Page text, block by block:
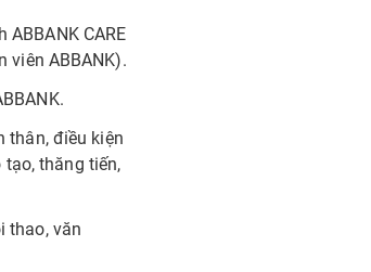
CARE
viên ABBANK).
thân, điều kiện
thăng tiến,
thao, văn